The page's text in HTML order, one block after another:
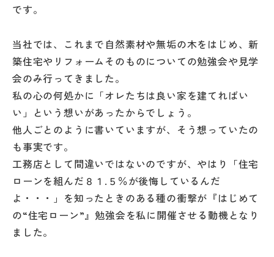
です。
当社では、これまで自然素材や無垢の木をはじめ、新
築住宅やリフォームそのものについての勉強会や見学
会のみ行ってきました。
私の心の何処かに「オレたちは良い家を建てればい
い」という想いがあったからでしょう。
他人ごとのように書いていますが、そう想っていたの
も事実です。
工務店として間違いではないのですが、やはり「住宅
ローンを組んだ８１.５％が後悔しているんだ
よ・・・」を知ったときのある種の衝撃が『はじめて
の“住宅ローン”』勉強会を私に開催させる動機となり
ました。